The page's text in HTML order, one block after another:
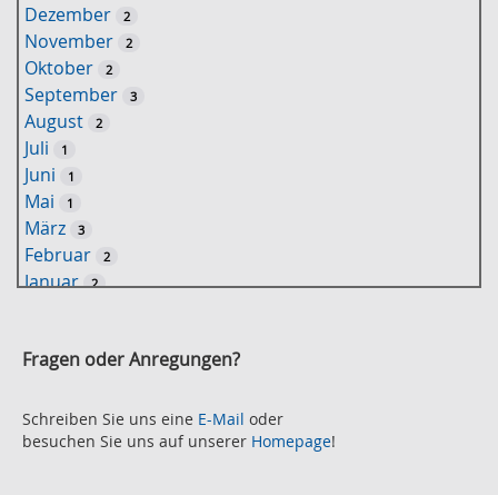
w
o
r
u
c
Dezember 2
November 2
Oktober 2
September 3
August 2
Juli 1
Juni 1
Mai 1
März 3
Februar 2
Januar 2
Oktober 2
August 2
Juli 2
Fragen oder Anregungen?
Schreiben Sie uns eine E-Mail oder
besuchen Sie uns auf unserer Homepage!